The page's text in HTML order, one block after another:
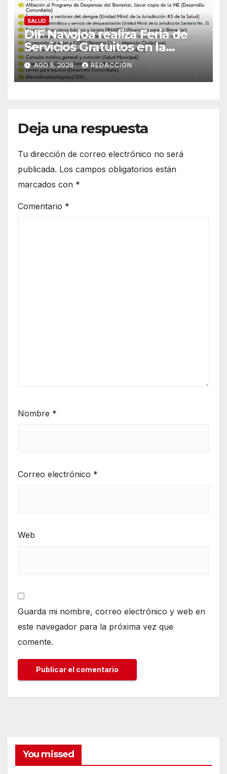
SALUD
DIF Navojoa realiza Feria de
Servicios Gratuitos en la
colonia Ampliación Beltrones:
Conoce el horario y atención
médica
AGO 5, 2026 REDACCION
Deja una respuesta
Tu dirección de correo electrónico no será
publicada. Los campos obligatorios están
marcados con *
Comentario *
Nombre *
Correo electrónico *
Web
Guarda mi nombre, correo electrónico y web en
este navegador para la próxima vez que
comente.
You missed